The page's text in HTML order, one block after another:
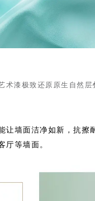
术漆极致还原原生自然
墙面洁净如新，抗
厅等墙面。